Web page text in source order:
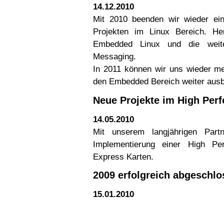
14.12.2010
Mit 2010 beenden wir wieder
Projekten im Linux Bereich.
Embedded Linux und die
Messaging.
In 2011 können wir uns wieder
den Embedded Bereich weiter
Neue Projekte im High
14.05.2010
Mit unserem langjährigen
Implementierung einer High
Express Karten.
2009 erfolgreich
15.01.2010